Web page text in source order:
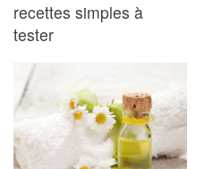
recettes simples à
tester